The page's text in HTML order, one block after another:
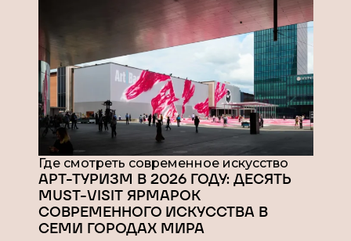
Где смотреть современное искусство
АРТ-ТУРИЗМ В 2026 ГОДУ: ДЕСЯТЬ
MUST-VISIT ЯРМАРОК
СОВРЕМЕННОГО ИСКУССТВА В
СЕМИ ГОРОДАХ МИРА